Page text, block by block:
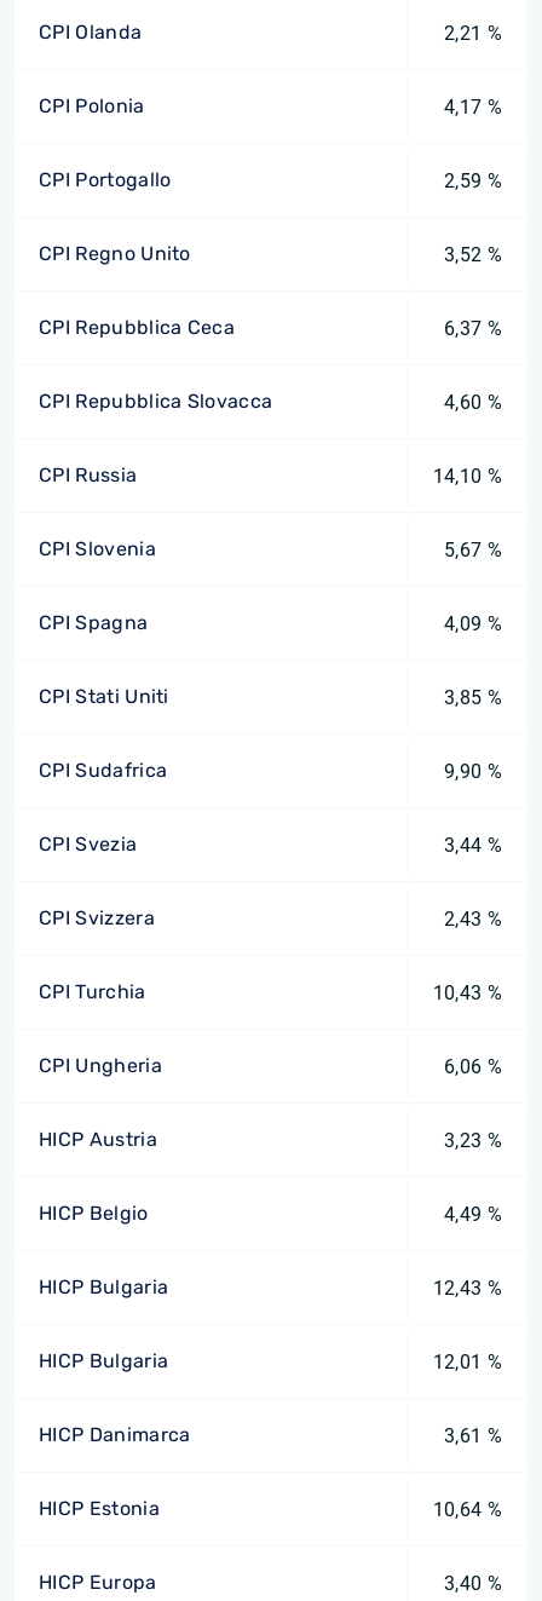
CPI Olanda 2,21 %
CPI Polonia 4,17 %
CPI Portogallo 2,59 %
CPI Regno Unito 3,52 %
CPI Repubblica Ceca 6,37 %
CPI Repubblica Slovacca 4,60 %
CPI Russia 14,10 %
CPI Slovenia 5,67 %
CPI Spagna 4,09 %
CPI Stati Uniti 3,85 %
CPI Sudafrica 9,90 %
CPI Svezia 3,44 %
CPI Svizzera 2,43 %
CPI Turchia 10,43 %
CPI Ungheria 6,06 %
HICP Austria 3,23 %
HICP Belgio 4,49 %
HICP Bulgaria 12,43 %
HICP Bulgaria 12,01 %
HICP Danimarca 3,61 %
HICP Estonia 10,64 %
HICP Europa 3,40 %